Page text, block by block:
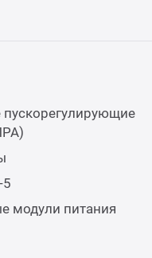
модули питания